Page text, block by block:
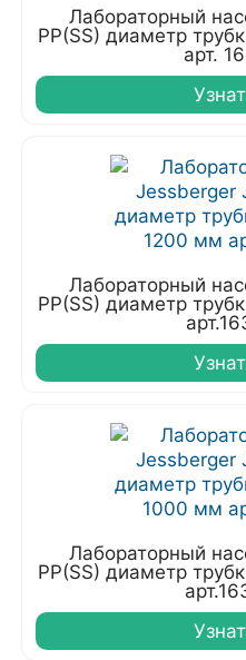
Лабораторный
PP(SS) диаметр
арт.
Лабораторный
PP(SS) диаметр
Лабораторный
PP(SS) диаметр